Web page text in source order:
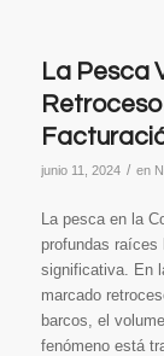
La Pesca
junio 11, 2024 / en
La pesca en la
profundas
significativa. En
marcado
barcos, el
fenómeno está